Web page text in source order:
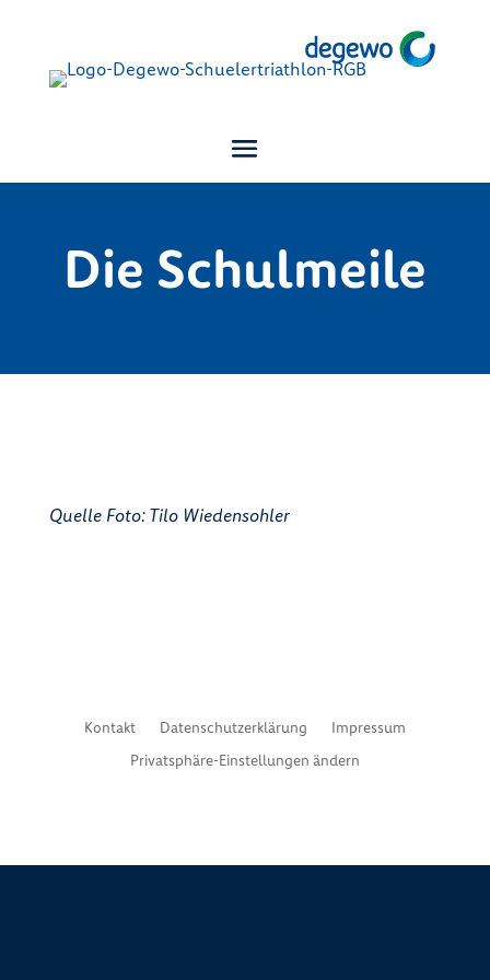
Die Schulmeile
Quelle Foto: Tilo Wiedensohler
Kontakt Datenschutzerklärung
Impressum
Privatsphäre-Einstellungen ändern